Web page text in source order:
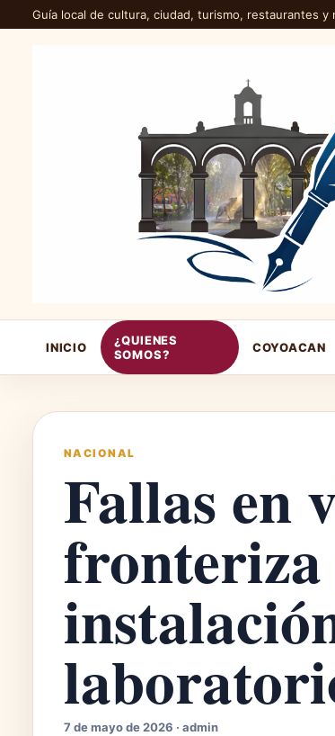
Guía local de cultura, ciudad, turismo, restaurantes y
INICIO
¿QUIENES
SOMOS?
COYOACAN
NACIONAL
Fallas en
7 de mayo de 2026 · admin